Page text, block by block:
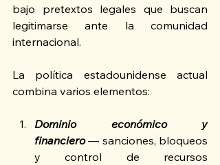
bajo pretextos legales que buscan
legitimarse ante la comunidad
internacional.
La política estadounidense actual
combina varios elementos:
Dominio económico y
financiero — sanciones, bloqueos
y control de recursos